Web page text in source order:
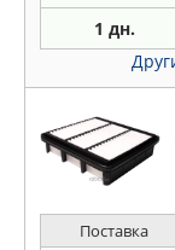
1 дн.
Поставка